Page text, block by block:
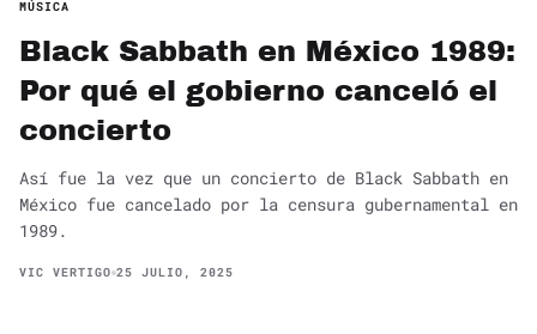
MÚSICA
Black Sabbath en México 1989:
Por qué el gobierno canceló el
concierto
Así fue la vez que un concierto de Black Sabbath en
México fue cancelado por la censura gubernamental en
1989.
VIC VERTIGO 25 JULIO, 2025